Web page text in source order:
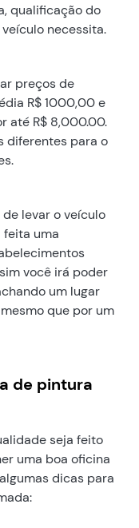
qualificação do
necessita.
preços de
R$ 1000,00 e
até R$ 8,000.00.
diferentes para o
levar o veículo
feita uma
você irá poder
um lugar
que por um
de pintura
seja feito
uma boa oficina
dicas para